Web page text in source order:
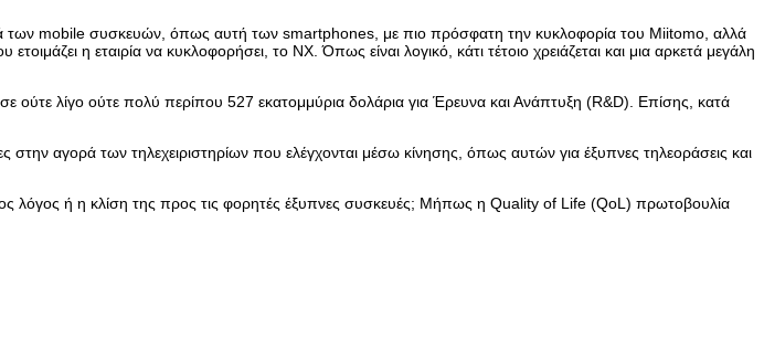
των mobile συσκευών, όπως αυτή των smartphones, με πιο πρόσφατη την κυκλοφορία του Miitomo, αλλά
η εταιρία να κυκλοφορήσει, το NX. Όπως είναι λογικό, κάτι τέτοιο χρειάζεται και μια αρκετά μεγάλη
ούτε λίγο ούτε πολύ περίπου 527 εκατομμύρια δολάρια για Έρευνα και Ανάπτυξη (R&D). Επίσης, κατά
στην αγορά των τηλεχειριστηρίων που ελέγχονται μέσω κίνησης, όπως αυτών για έξυπνες τηλεοράσεις και
λόγος ή η κλίση της προς τις φορητές έξυπνες συσκευές; Μήπως η Quality of Life (QoL) πρωτοβουλία